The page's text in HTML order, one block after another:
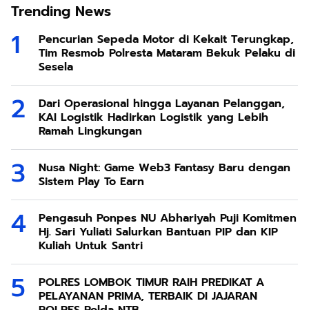
Trending News
Pencurian Sepeda Motor di Kekait Terungkap,
Tim Resmob Polresta Mataram Bekuk Pelaku di
Sesela
Dari Operasional hingga Layanan Pelanggan,
KAI Logistik Hadirkan Logistik yang Lebih
Ramah Lingkungan
Nusa Night: Game Web3 Fantasy Baru dengan
Sistem Play To Earn
Pengasuh Ponpes NU Abhariyah Puji Komitmen
Hj. Sari Yuliati Salurkan Bantuan PIP dan KIP
Kuliah Untuk Santri
POLRES LOMBOK TIMUR RAIH PREDIKAT A
PELAYANAN PRIMA, TERBAIK DI JAJARAN